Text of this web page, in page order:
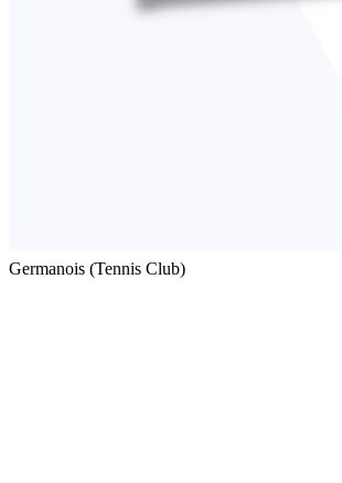
Germanois (Tennis Club)